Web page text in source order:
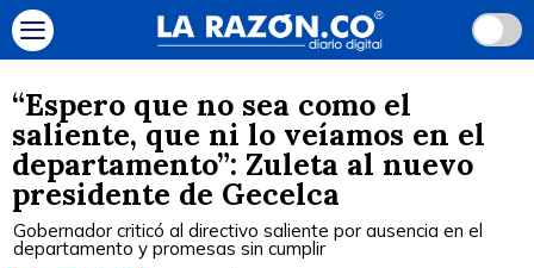
“Espero que no sea como el
saliente, que ni lo veíamos en el
departamento”: Zuleta al nuevo
presidente de Gecelca
Gobernador criticó al directivo saliente por ausencia en el
departamento y promesas sin cumplir